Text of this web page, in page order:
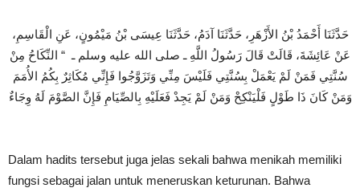
حَدَّثَنَا أَحْمَدُ بْنُ الأَزْهَرِ، حَدَّثَنَا آدَمُ، حَدَّثَنَا عِيسَى بْنُ مَيْمُونٍ، عَنِ الْقَاسِمِ،
عَنْ عَائِشَةَ، قَالَتْ قَالَ رَسُولُ اللَّهِ ـ صلى الله عليه وسلم ـ ‏ “‏ النِّكَاحُ مِنْ
سُنَّتِي فَمَنْ لَمْ يَعْمَلْ بِسُنَّتِي فَلَيْسَ مِنِّي وَتَزَوَّجُوا فَإِنِّي مُكَاثِرٌ بِكُمُ الأُمَمَ
وَمَنْ كَانَ ذَا طَوْلٍ فَلْيَنْكِحْ وَمَنْ لَمْ يَجِدْ فَعَلَيْهِ بِالصِّيَامِ فَإِنَّ الصَّوْمَ لَهُ وِجَاءٌ
Dalam hadits tersebut juga jelas sekali bahwa menikah memiliki
fungsi sebagai jalan untuk meneruskan keturunan. Bahwa